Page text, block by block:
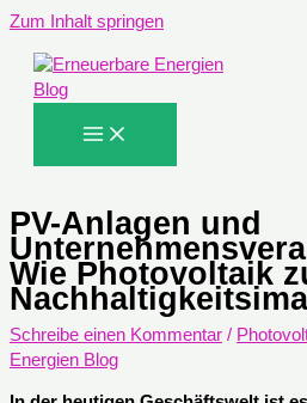
Zum Inhalt springen
PV-Anlagen und
Wie Photovoltaik
Schreibe einen Kommentar /
Energien Blog